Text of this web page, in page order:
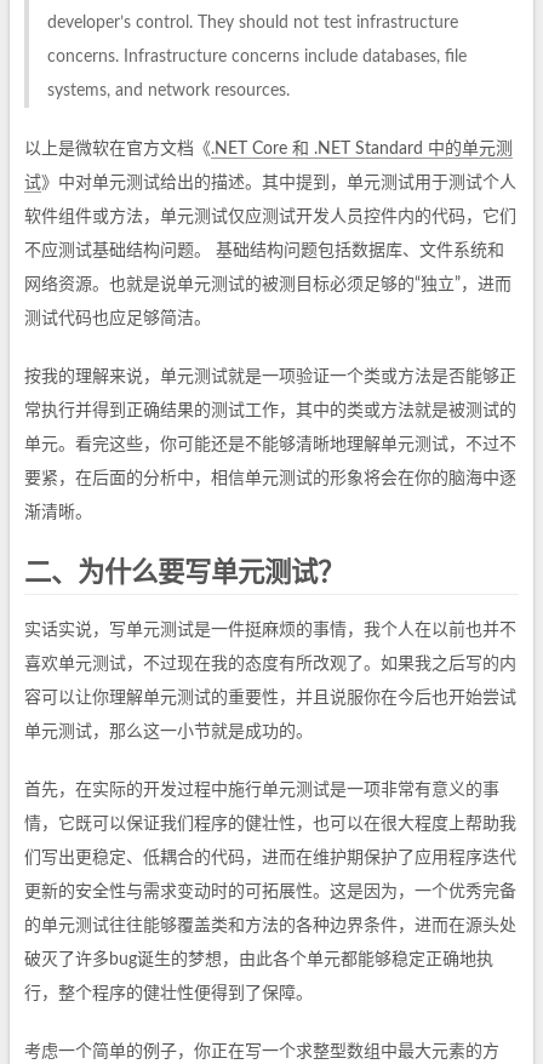
developer’s control. They should not test infrastructure
concerns. Infrastructure concerns include databases, file
systems, and network resources.
以上是微软在官方文档《.NET Core 和 .NET Standard 中的单元测
试》中对单元测试给出的描述。其中提到，单元测试用于测试个人
软件组件或方法，单元测试仅应测试开发人员控件内的代码，它们
不应测试基础结构问题。 基础结构问题包括数据库、文件系统和
网络资源。也就是说单元测试的被测目标必须足够的“独立”，进而
测试代码也应足够简洁。
按我的理解来说，单元测试就是一项验证一个类或方法是否能够正
常执行并得到正确结果的测试工作，其中的类或方法就是被测试的
单元。看完这些，你可能还是不能够清晰地理解单元测试，不过不
要紧，在后面的分析中，相信单元测试的形象将会在你的脑海中逐
渐清晰。
二、为什么要写单元测试？
实话实说，写单元测试是一件挺麻烦的事情，我个人在以前也并不
喜欢单元测试，不过现在我的态度有所改观了。如果我之后写的内
容可以让你理解单元测试的重要性，并且说服你在今后也开始尝试
单元测试，那么这一小节就是成功的。
首先，在实际的开发过程中施行单元测试是一项非常有意义的事
情，它既可以保证我们程序的健壮性，也可以在很大程度上帮助我
们写出更稳定、低耦合的代码，进而在维护期保护了应用程序迭代
更新的安全性与需求变动时的可拓展性。这是因为，一个优秀完备
的单元测试往往能够覆盖类和方法的各种边界条件，进而在源头处
破灭了许多bug诞生的梦想，由此各个单元都能够稳定正确地执
行，整个程序的健壮性便得到了保障。
考虑一个简单的例子，你正在写一个求整型数组中最大元素的方